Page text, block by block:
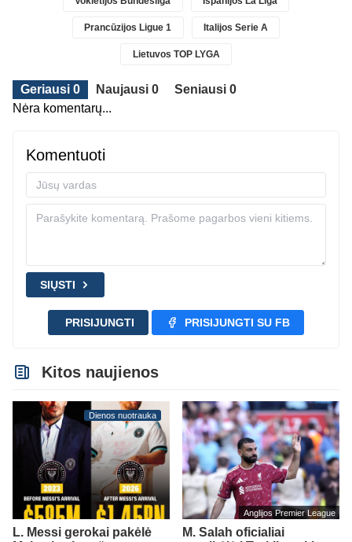
Prancūzijos Ligue 1 Italijos Serie A
Lietuvos TOP LYGA
Geriausi 0 Naujausi 0
Seniausi 0
Nėra komentarų...
Komentuoti
SIŲSTI
PRISIJUNGTI PRISIJUNGTI SU FB
Kitos naujienos
Dienos nuotrauka
L. Messi gerokai pakėlė
Anglijos Premier League
M. Salah oficialiai